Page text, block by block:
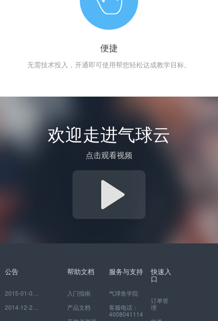
便捷
无需技术投入，开通即可使用帮您轻松达成教学目标。
欢迎走进气球云
点击观看视频
公告
如何注册并绑定自己的网校
EduSoho开放云平台常见问题
帮助文档
入门指南
产品文档
服务与支持
气球鱼学院
客服电话：
4008041114
快速入
口
订单管
理